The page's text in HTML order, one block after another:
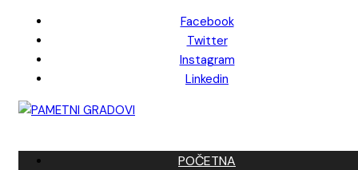
content
Facebook
Twitter
Instagram
Linkedin
POČETNA